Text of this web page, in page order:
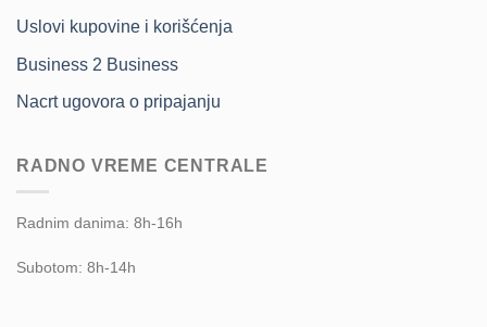
Uslovi kupovine i korišćenja
Business 2 Business
Nacrt ugovora o pripajanju
RADNO VREME CENTRALE
Radnim danima: 8h-16h
Subotom: 8h-14h